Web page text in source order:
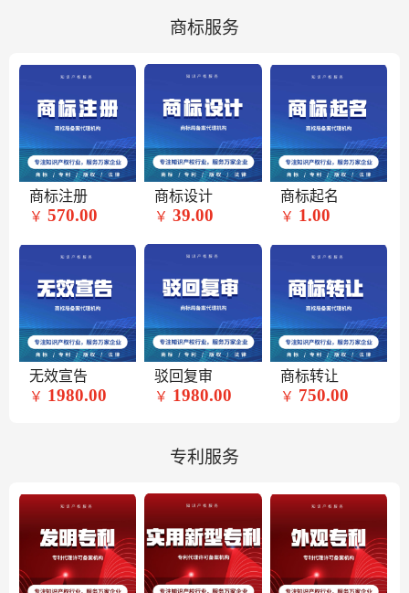
商标服务
商标注册
￥ 570.00
商标设计
￥ 39.00
商标起名
￥ 1.00
无效宣告
￥ 1980.00
驳回复审
￥ 1980.00
商标转让
￥ 750.00
专利服务